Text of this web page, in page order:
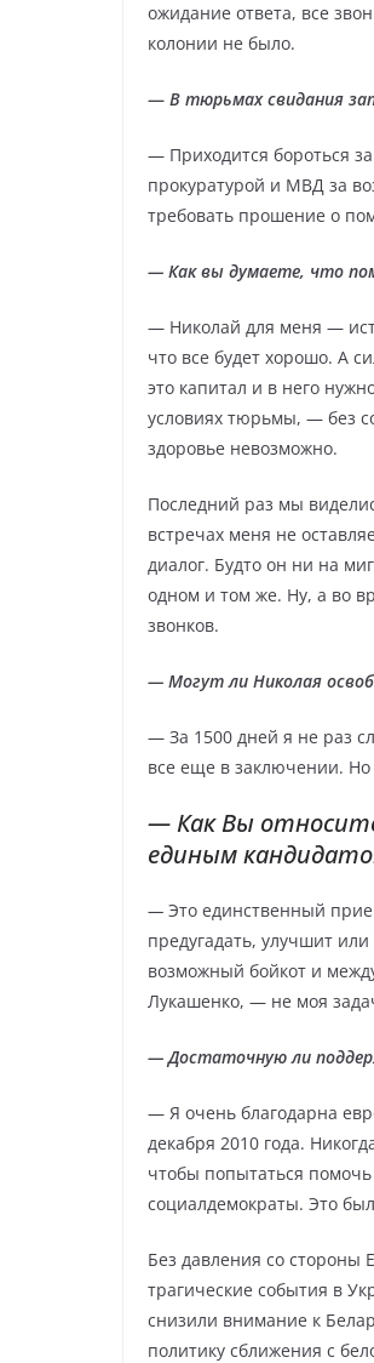
ожидание ответа, все
колонии не было.
— В тюрьмах свидания
— Приходится бороться
прокуратурой и МВД за
требовать прошение о
— Как вы думаете, что
— Николай для меня —
что все будет хорошо. А
это капитал и в него
условиях тюрьмы, — без
здоровье невозможно.
Последний раз мы
встречах меня не
диалог. Будто он ни на
одном и том же. Ну, а во
звонков.
— Могут ли Николая
— За 1500 дней я не раз
все еще в заключении.
— Как Вы
единым
— Это единственный
предугадать, улучшит
возможный бойкот и
Лукашенко, — не моя
— Достаточную ли
— Я очень благодарна
декабря 2010 года.
чтобы попытаться
социалдемократы. Это
Без давления со стороны
трагические события в
снизили внимание к
политику сближения с